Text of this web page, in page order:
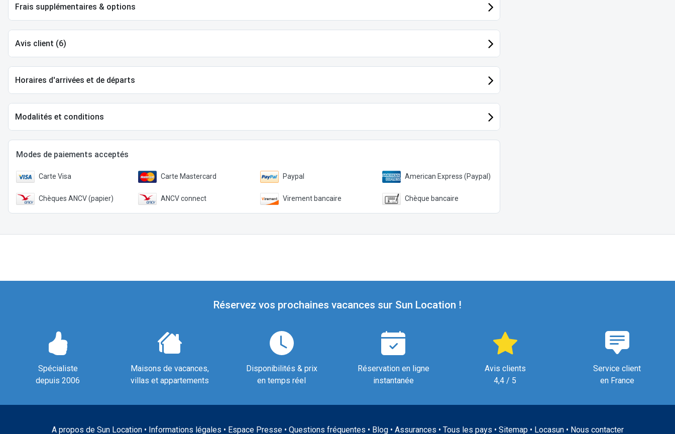
Frais supplémentaires & options
Avis client (6)
Horaires d'arrivées et de départs
Modalités et conditions
Modes de paiements acceptés
Carte Visa Carte Mastercard Paypal American Express (Paypal)
Chèques ANCV (papier) ANCV connect Virement bancaire Chèque bancaire
Réservez vos prochaines vacances sur Sun Location !
Spécialiste
depuis 2006
Maisons de vacances,
villas et appartements
Disponibilités & prix
en temps réel
Réservation en ligne
instantanée
Avis clients
4,4 / 5
Service client
en France
A propos de Sun Location• Informations légales • Espace Presse• Questions fréquentes • Blog• Assurances • Tous les pays • Sitemap• Locasun• Nous contacter